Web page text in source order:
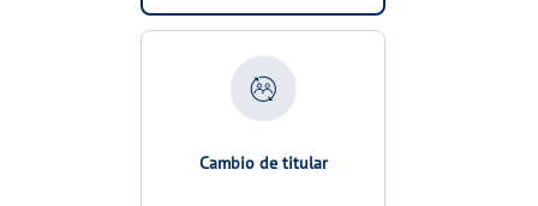
Cambio de titular